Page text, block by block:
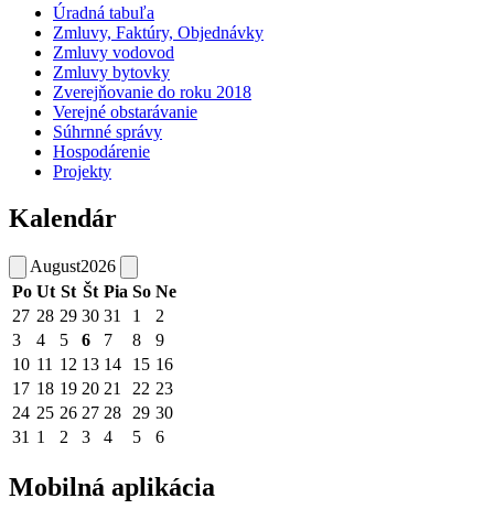
Úradná tabuľa
Zmluvy, Faktúry, Objednávky
Zmluvy vodovod
Zmluvy bytovky
Zverejňovanie do roku 2018
Verejné obstarávanie
Súhrnné správy
Hospodárenie
Projekty
Kalendár
August2026
Po Ut St Št Pia So Ne
27 28 29 30 31 1
2
3
4 5 6 7 8
9
10 11 12 13 14 15 16
17 18 19 20 21 22 23
24 25 26 27 28 29 30
31 1 2 3 4 5 6
Mobilná aplikácia